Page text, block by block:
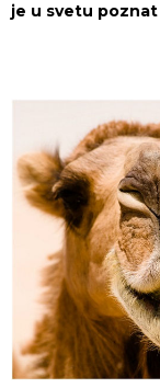
je u svetu